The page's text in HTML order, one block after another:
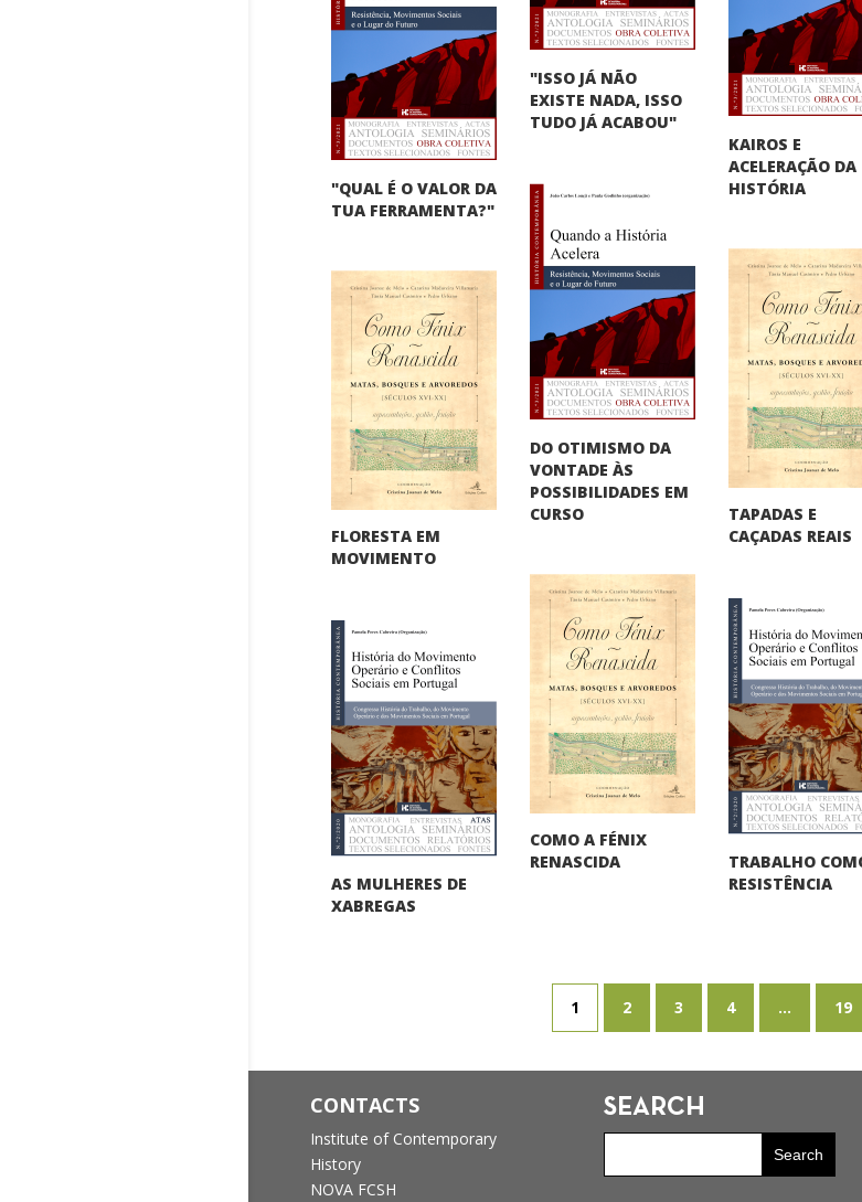
"ISSO JÁ NÃO
EXISTE NADA, ISSO
TUDO JÁ ACABOU"
KAIROS E
ACELERAÇÃO DA
HISTÓRIA
"QUAL É O VALOR DA
TUA FERRAMENTA?"
DO OTIMISMO DA
VONTADE ÀS
POSSIBILIDADES EM
CURSO
TAPADAS E
CAÇADAS REAIS
FLORESTA EM
MOVIMENTO
COMO A FÉNIX
RENASCIDA TRABALHO
RESISTÊNCIA
AS MULHERES DE
XABREGAS
1 2 3 4 ... 19
CONTACTS
Institute of Contemporary
History
NOVA FCSH
SEARCH